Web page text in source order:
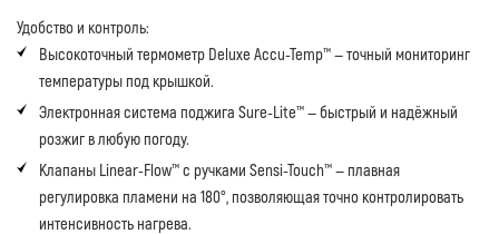
Удобство и контроль:
Высокоточный термометр Deluxe Accu-Temp™ — точный мониторинг
температуры под крышкой.
Электронная система поджига Sure-Lite™ — быстрый и надёжный
розжиг в любую погоду.
Клапаны Linear-Flow™ с ручками Sensi-Touch™ — плавная
регулировка пламени на 180°, позволяющая точно контролировать
интенсивность нагрева.